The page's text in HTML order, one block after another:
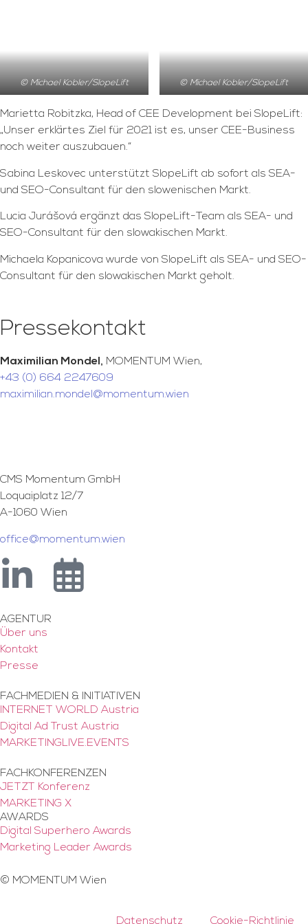
© Michael Kobler/SlopeLift © Michael Kobler/SlopeLift
Marietta Robitzka, Head of CEE Development bei SlopeLift:
„Unser erklärtes Ziel für 2021 ist es, unser CEE-Business
noch weiter auszubauen.“
Sabina Leskovec unterstützt SlopeLift ab sofort als SEA-
und SEO-Consultant für den slowenischen Markt.
Lucia Jurášová ergänzt das SlopeLift-Team als SEA- und
SEO-Consultant für den slowakischen Markt.
Michaela Kopanicova wurde von SlopeLift als SEA- und SEO-
Consultant für den slowakischen Markt geholt.
Pressekontakt
Maximilian Mondel, MOMENTUM Wien,
+43 (0) 664 2247609
maximilian.mondel@momentum.wien
CMS Momentum GmbH
Loquaiplatz 12/7
A-1060 Wien
office@momentum.wien
AGENTUR
Über uns
Kontakt
Presse
FACHMEDIEN & INITIATIVEN
INTERNET WORLD Austria
Digital Ad Trust Austria
MARKETINGLIVE.EVENTS
FACHKONFERENZEN
JETZT Konferenz
MARKETING X
AWARDS
Digital Superhero Awards
Marketing Leader Awards
© MOMENTUM Wien
Datenschutz Cookie-Richtlinie